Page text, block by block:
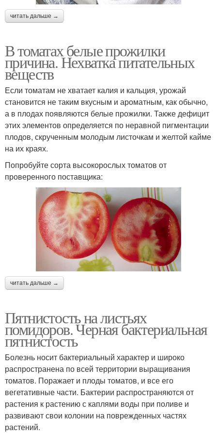
читать дальше →
В томатах белые прожилки
причина. Нехватка питательных
веществ
Если томатам не хватает калия и кальция, урожай
становится не таким вкусным и ароматным, как обычно,
а в плодах появляются белые прожилки. Также дефицит
этих элементов определяется по неравной пигментации
плодов, скрученным молодым листочкам и желтой кайме
на их краях.
Попробуйте сорта высокорослых томатов от
проверенного поставщика:
читать дальше →
Пятнистость на листьях
помидоров. Черная бактериальная
пятнистость
Болезнь носит бактериальный характер и широко
распространена по всей территории выращивания
томатов. Поражает и плоды томатов, и все его
вегетативные части. Бактерии распространяются от
растения к растению с каплями воды при поливе и
развивают свои колонии на поврежденных частях
растений.